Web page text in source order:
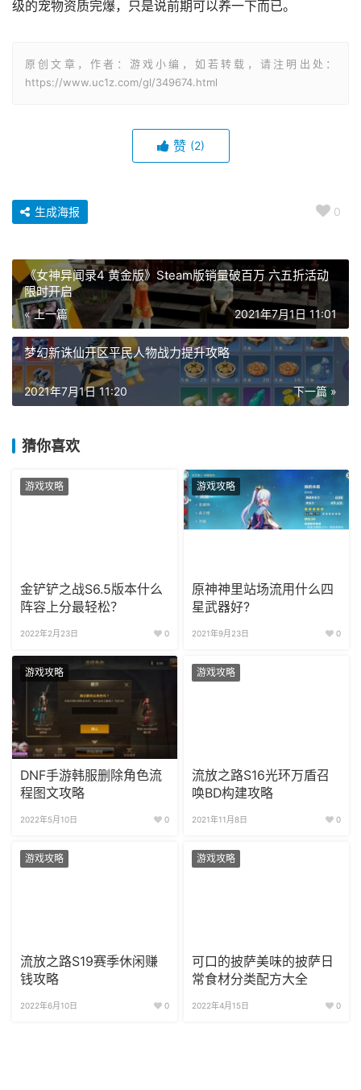
级的宠物资质完爆，只是说前期可以养一下而已。
原创文章，作者：游戏小编，如若转载，请注明出处：
https://www.uc1z.com/gl/349674.html
赞 (2)
0
生成海报
《女神异闻录4 黄金版》Steam版销量破百万 六五折活动
限时开启
« 上一篇 2021年7月1日 11:01
梦幻新诛仙开区平民人物战力提升攻略
下一篇 »
2021年7月1日 11:20
猜你喜欢
游戏攻略
金铲铲之战S6.5版本什么
阵容上分最轻松？
2022年2月23日 0
游戏攻略
原神神里站场流用什么四
星武器好?
2021年9月23日 0
游戏攻略
DNF手游韩服删除角色流
程图文攻略
2022年5月10日 0
游戏攻略
流放之路S16光环万盾召
唤BD构建攻略
2021年11月8日 0
游戏攻略
流放之路S19赛季休闲赚
钱攻略
2022年6月10日 0
游戏攻略
可口的披萨美味的披萨日
常食材分类配方大全
2022年4月15日 0